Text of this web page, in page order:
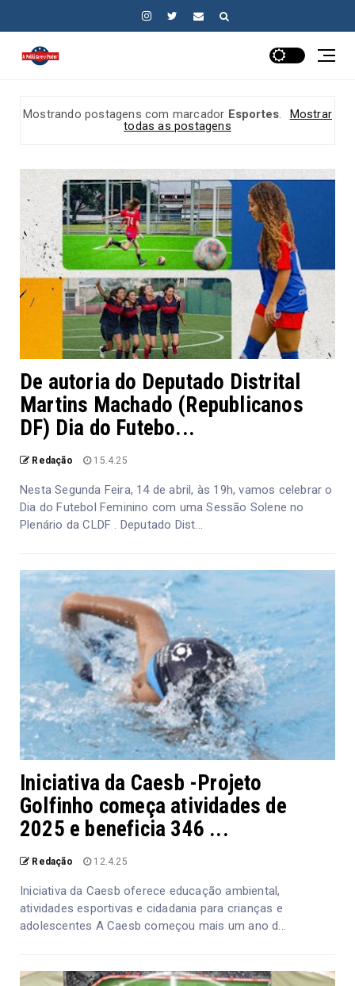
Mostrando postagens com marcador Esportes.
Mostrar
todas as postagens
De autoria do Deputado Distrital
Martins Machado (Republicanos
DF) Dia do Futebo...
Redação 15.4.25
Nesta Segunda Feira, 14 de abril, às 19h, vamos celebrar o
Dia do Futebol Feminino com uma Sessão Solene no
Plenário da CLDF . Deputado Dist...
Iniciativa da Caesb -Projeto
Golfinho começa atividades de
2025 e beneficia 346 ...
Redação 12.4.25
Iniciativa da Caesb oferece educação ambiental,
atividades esportivas e cidadania para crianças e
adolescentes A Caesb começou mais um ano d...